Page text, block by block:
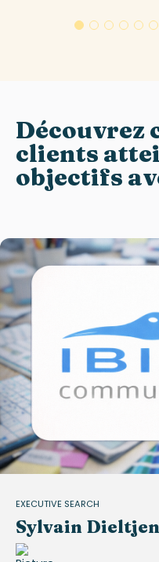
Découvrez
clients
objectifs
EXECUTIVE SEARCH
Sylvain